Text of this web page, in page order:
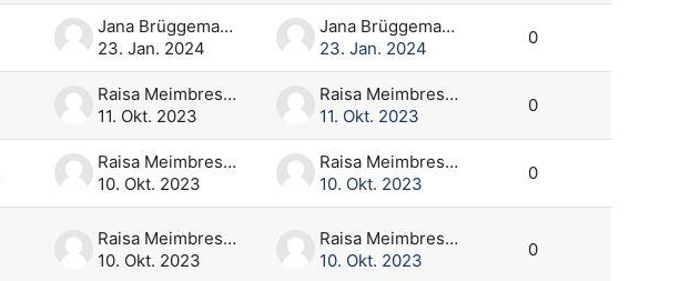
Jana Brüggemann
23. Jan. 2024
Jana Brüggemann
23. Jan. 2024
0
Raisa Meimbresse
11. Okt. 2023
Raisa Meimbresse
11. Okt. 2023
0
Raisa Meimbresse
10. Okt. 2023
Raisa Meimbresse
10. Okt. 2023
0
Raisa Meimbresse
10. Okt. 2023
Raisa Meimbresse
10. Okt. 2023
0